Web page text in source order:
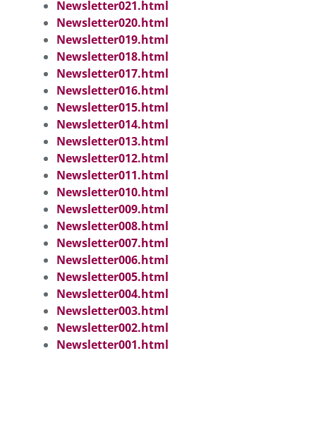
Newsletter021.html
Newsletter020.html
Newsletter019.html
Newsletter018.html
Newsletter017.html
Newsletter016.html
Newsletter015.html
Newsletter014.html
Newsletter013.html
Newsletter012.html
Newsletter011.html
Newsletter010.html
Newsletter009.html
Newsletter008.html
Newsletter007.html
Newsletter006.html
Newsletter005.html
Newsletter004.html
Newsletter003.html
Newsletter002.html
Newsletter001.html